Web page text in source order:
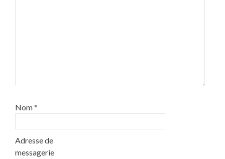
Nom*
Adresse de
messagerie